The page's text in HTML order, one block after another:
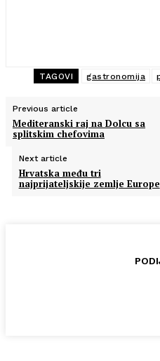
TAGOVI gastronomija
Previous article
Mediteranski raj na Dolcu sa
splitskim chefovima
Next article
Hrvatska među tri
najprijateljskije zemlje Europe